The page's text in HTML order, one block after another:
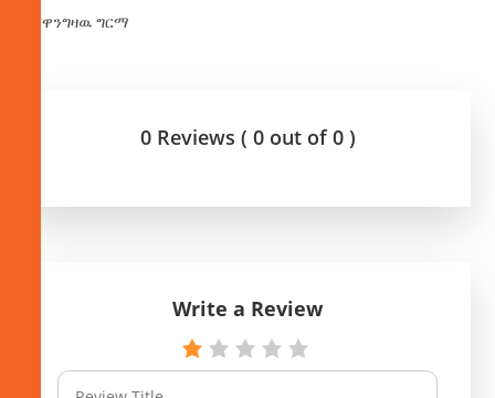
በሸዋንግዛዉ ግርማ
0 Reviews ( 0 out of 0 )
Write a Review